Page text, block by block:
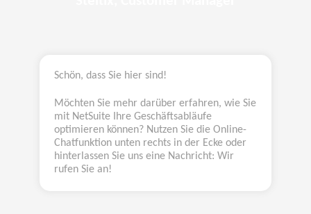
Schön, dass Sie hier sind!
Möchten Sie mehr darüber erfahren, wie Sie
mit NetSuite Ihre Geschäftsabläufe
optimieren können? Nutzen Sie die Online-
Chatfunktion unten rechts in der Ecke oder
hinterlassen Sie uns eine Nachricht: Wir
rufen Sie an!